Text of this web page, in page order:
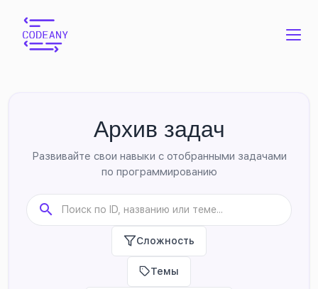
Архив задач
Развивайте свои навыки с отобранными задачами
по программированию
Сложность
Темы